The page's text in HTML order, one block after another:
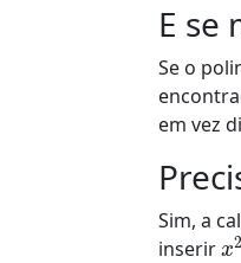
E se
Se o
em vez
Sim, a
inserir
x